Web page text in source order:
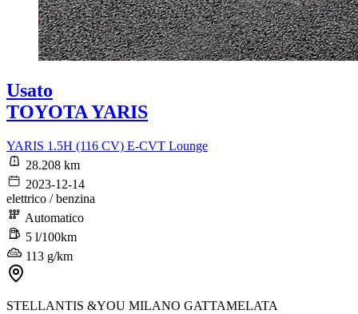
Usato
TOYOTA YARIS
YARIS 1.5H (116 CV) E-CVT Lounge
28.208 km
2023-12-14
elettrico / benzina
Automatico
5 l/100km
113 g/km
STELLANTIS &YOU MILANO GATTAMELATA